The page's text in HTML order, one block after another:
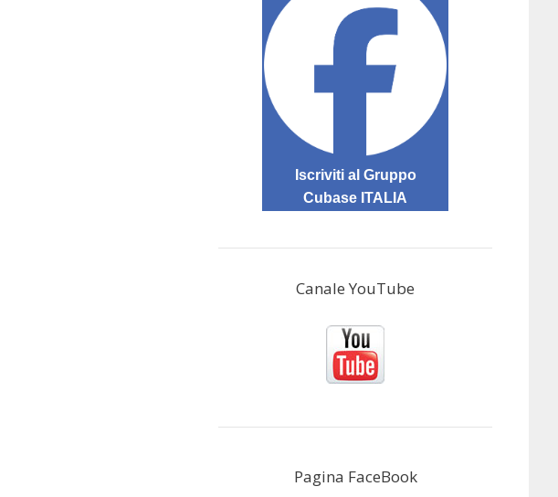
Iscriviti al Gruppo
Cubase ITALIA
Canale YouTube
Pagina FaceBook